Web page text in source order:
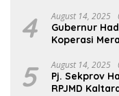
4 August 14, 2025
Gubernur
Koperasi
5 August 14, 2025
Pj. Sekprov
RPJMD